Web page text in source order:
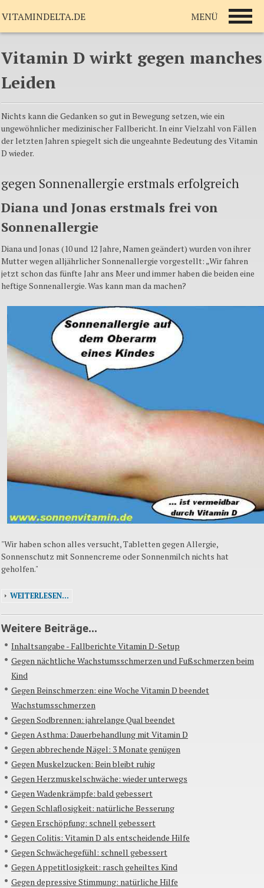
Vitamin D wirkt gegen manches
Leiden
Nichts kann die Gedanken so gut in Bewegung setzen, wie ein
ungewöhnlicher medizinischer Fallbericht. In einr Vielzahl von Fällen
der letzten Jahren spiegelt sich die ungeahnte Bedeutung des Vitamin
D wieder.
gegen Sonnenallergie erstmals erfolgreich
Diana und Jonas erstmals freivon
Sonnenallergie
Diana und Jonas (10 und 12 Jahre,Namengeändert) wurdenvonihrer
MutterwegenalljährlicherSonnenallergie vorgestellt: „Wir fahren
jetzt schondas fünfte Jahrans Meerundimmer habendie beideneine
heftige Sonnenallergie. Was kann manda machen?
"Wir haben schonalles versucht, Tabletten gegen Allergie,
Sonnenschutz mit Sonnencreme oder Sonnenmilch nichts hat
geholfen."
WEITERLESEN...
Weitere Beiträge...
Inhaltsangabe - Fallberichte Vitamin D-Setup
Gegen nächtliche Wachstumsschmerzen und Fußschmerzen beim
Kind
Gegen Beinschmerzen: eine Woche Vitamin D beendet
Wachstumsschmerzen
Gegen Sodbrennen: jahrelange Qual beendet
Gegen Asthma: Dauerbehandlung mit Vitamin D
Gegen abbrechende Nägel: 3 Monate genügen
Gegen Muskelzucken: Bein bleibt ruhig
Gegen Herzmuskelschwäche: wieder unterwegs
Gegen Wadenkrämpfe: bald gebessert
Gegen Schlaflosigkeit: natürliche Besserung
Gegen Erschöpfung: schnell gebessert
Gegen Colitis: Vitamin D als entscheidende Hilfe
Gegen Schwächegefühl: schnell gebessert
Gegen Appetitlosigkeit: rasch geheiltes Kind
Gegen depressive Stimmung: natürliche Hilfe
VITAMINDELTA.DE MENÜ